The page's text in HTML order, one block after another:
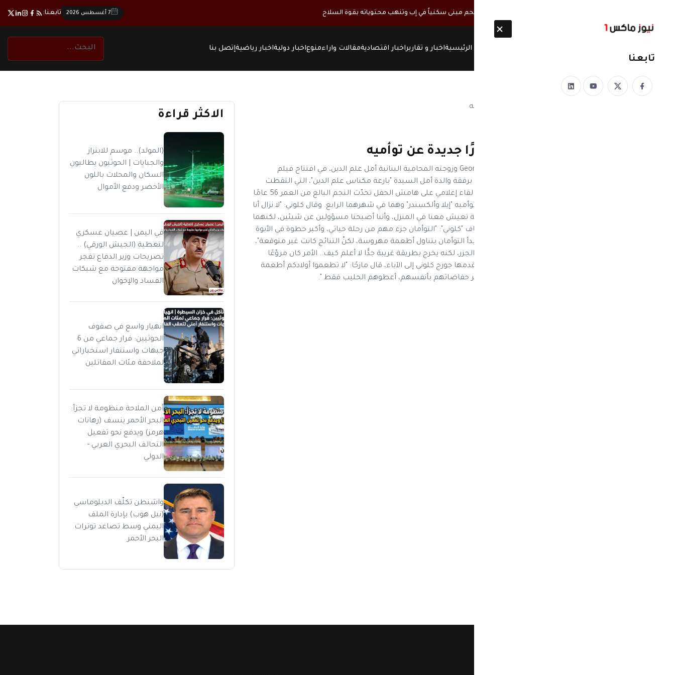
مصحوبة بأطقم مسلحة.. ميليشيا الحوثي تقتحم مبنى سكنياً في إب وتنهب محتوياته بقوة السلاح 7 أغسطس 2026 تابعنا:
الرئيسيةاخبار و تقاريراخبار اقتصاديةمقالات واراءمنوعاخبار دوليةاخبار رياضيةإتصل بنا
تابعنا
جورج كلوني يكشف أسرارًا جديدة عن توأميه
حضر النجم العالمي جورج كلوني George Clooney وزوجته المحامية البنانية أمل علم الدين، في افتتاح فيلم
Suburbicon في لوس أنجلوس. وظهر الثنائي برفقة والدة أمل السيدة "بارعة مكناس علم الدين"، التي التقطت
صورًا مع الثنائي على السجادة الحمراء. وفي لقاء إعلامي على هامش الحفل تحدّث النجم البالغ من العمر 56 عامًا
عن تجربة الأبوة، كاشفًا أسرارًا مضحكة عن توأميه "إيلا وألكسندر" وهما في شهرهما الرابع. وقال كلوني: "لا نزال أنا
وأمل، نحاول أن نعتاد على وجود كائنات بشرية تعيش معنا في المنزل، وأننا أصبحنا مسؤولين عن شيئين، لكنهما
في الحقيقة "أشياء" مضحكة ولطيفة". وأضاف "كلوني": "التوأمان جزء مهم من رحلة حياتي، وأكبر خطوة في الأبوة
بالنسبة لي، هي هذه المرحلة، قبل ثلاثة أيام بدأ التوأمان بتناول أطعمة مهروسة، لكنّ التنائج كانت غير متوقعة"،
وقال ضاحكًا: "لا أعلم ما يحدث، فهما يأكلان الجزر، لكنه يخرج بطريقة غريبة جدًّا لا أعلم كيف.. الأمر كان مروّعًا
بالفعل". وعن النصيحة التي من الممكن أن يقدمها جورج كلوني إلى الآباء، قال مازحًا: "لا تطعموا أولادكم أطعمة
صلبة أو مهروسة، حتى يتمكنوا هم من تغيير حفاضاتهم بأنفسهم، أعطوهم الحليب فقط ".
الاكثر قراءة
(المولد).. موسم للابتزاز
والجبايات | الحوثيون يطالبون
السكان والمحلات باللون
الأخضر ودفع الأموال
في اليمن | عصيان عسكري
لتغطية (الجيش الورقي) ..
تصريحات وزير الدفاع تفجر
مواجهة مفتوحة مع شبكات
الفساد والإخوان
انهيار واسع في صفوف
الحوثيين: فرار جماعي من 6
جبهات واستنفار استخباراتي
لملاحقة مئات المقاتلين
أمن الملاحة منظومة لا تجزأ:
البحر الأحمر ينسف (رهانات
هرمز) ويدفع نحو تفعيل
التحالف البحري العربي -
الدولي
واشنطن تكلّف الدبلوماسي
(نيل هوب) بإدارة الملف
اليمني وسط تصاعد توترات
البحر الأحمر